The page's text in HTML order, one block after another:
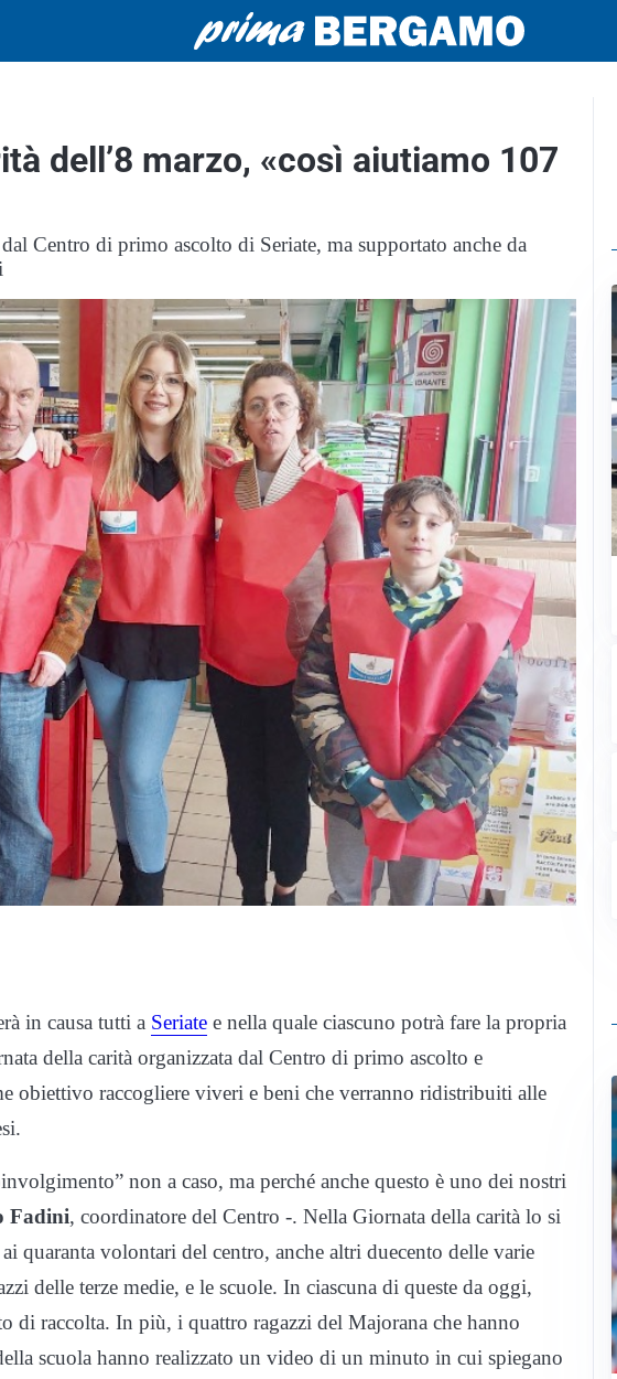
dell’8 marzo, «così aiutiamo 107
Centro di primo ascolto di Seriate, ma supportato anche da
in causa tutti a Seriate e nella quale ciascuno potrà fare la propria
della carità organizzata dal Centro di primo ascolto e
obiettivo raccogliere viveri e beni che verranno ridistribuiti alle
non a caso, ma perché anche questo è uno dei nostri
Fadini, coordinatore del Centro -. Nella Giornata della carità lo si
quaranta volontari del centro, anche altri duecento delle varie
delle terze medie, e le scuole. In ciascuna di queste da oggi,
di raccolta. In più, i quattro ragazzi del Majorana che hanno
scuola hanno realizzato un video di un minuto in cui spiegano